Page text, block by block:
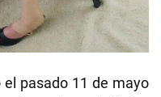
el pasado 11 de mayo